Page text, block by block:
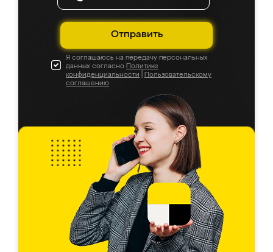
Отправить
Я соглашаюсь на передачу персональных
данных согласно Политике
конфиденциальности
Пользовательскому
соглашению